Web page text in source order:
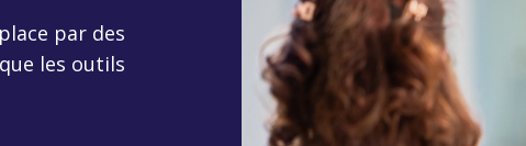
par des
les outils